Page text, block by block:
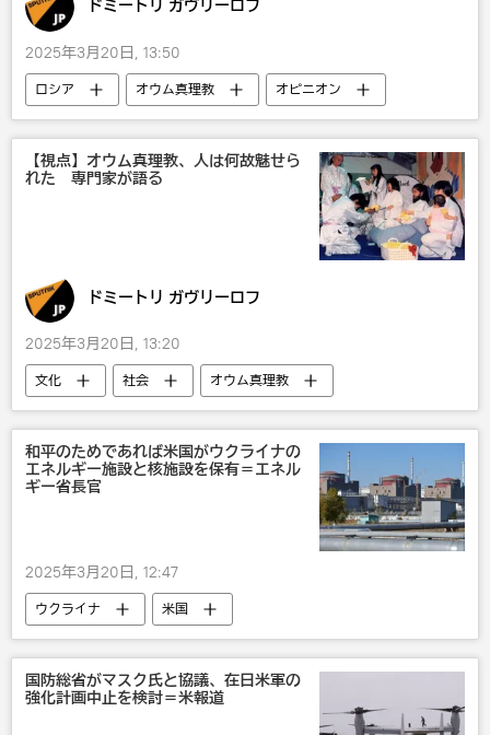
ドミートリ ガヴリーロフ
2025年3月20日, 13:50
ロシア オウム真理教 オピニオン
【視点】オウム真理教、人は何故魅せら
れた 専門家が語る
ドミートリ ガヴリーロフ
2025年3月20日, 13:20
文化 社会
オウム真理教
オピニオン
和平のためであれば米国がウクライナの
エネルギー施設と核施設を保有＝エネル
ギー省長官
2025年3月20日, 12:47
ウクライナ 米国
国防総省がマスク氏と協議、在日米軍の
強化計画中止を検討＝米報道